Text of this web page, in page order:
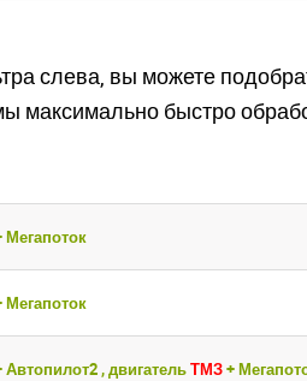
слева, вы можете
максимально быстро
Мегапоток
Мегапоток
, двигательТМЗ+